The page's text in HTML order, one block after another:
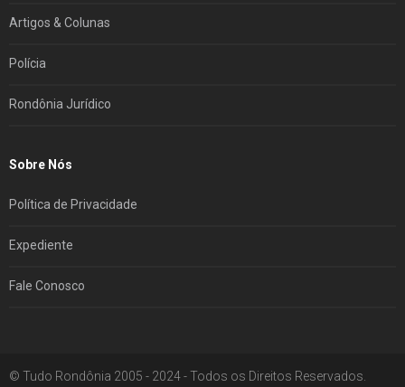
Artigos & Colunas
Polícia
Rondônia Jurídico
Sobre Nós
Política de Privacidade
Expediente
Fale Conosco
© Tudo Rondônia 2005 - 2024 - Todos os Direitos Reservados.